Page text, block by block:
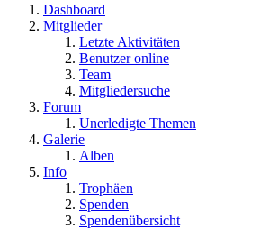
Dashboard
Mitglieder
Letzte Aktivitäten
Benutzer online
Team
Mitgliedersuche
Forum
Unerledigte Themen
Galerie
Alben
Info
Trophäen
Spenden
Spendenübersicht